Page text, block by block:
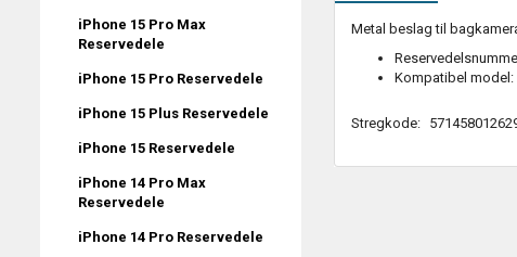
iPhone 15 Pro Max
Reservedele
iPhone 15 Pro Reservedele
iPhone 15 Plus Reservedele
iPhone 15 Reservedele
iPhone 14 Pro Max
Reservedele
iPhone 14 Pro Reservedele
Metal beslag til
Kompatibel model:
Stregkode: